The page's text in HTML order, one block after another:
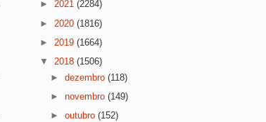
► 2021 (2284)
► 2020 (1816)
► 2019 (1664)
▼ 2018 (1506)
►dezembro(118)
►novembro(149)
►outubro(152)